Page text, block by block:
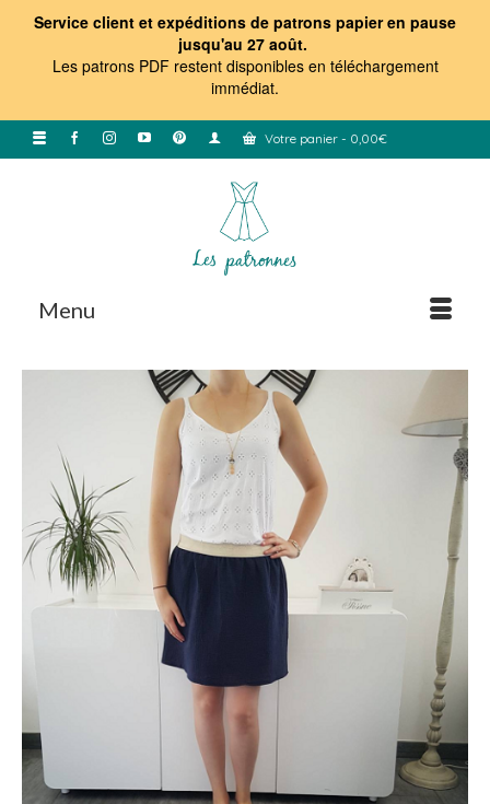
Service client et expéditions de patrons papier en pause
jusqu'au 27 août.
Les patrons PDF restent disponibles en téléchargement
immédiat.
Votre panier - 0,00€
Menu